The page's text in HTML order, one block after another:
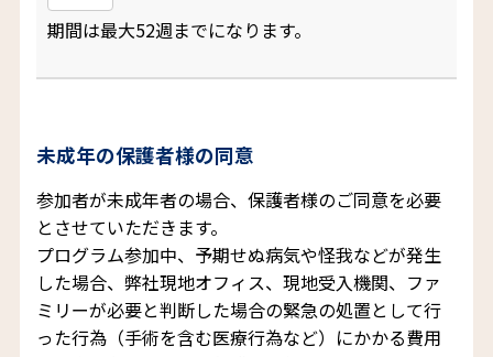
期間は最大52週までになります。
未成年の保護者様の同意
参加者が未成年者の場合、保護者様のご同意を必要
とさせていただきます。
プログラム参加中、予期せぬ病気や怪我などが発生
した場合、弊社現地オフィス、現地受入機関、ファ
ミリーが必要と判断した場合の緊急の処置として行
った行為（手術を含む医療行為など）にかかる費用